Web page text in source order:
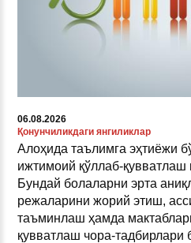
06.08.2026
Қонунчиликдаги янгиликлар
Алоҳида таълимга эҳтиёжи
ижтимоий қўллаб-қувватлаш
Бундай болаларни эрта
режаларини жорий этиш,
таъминлаш ҳамда
қувватлаш чора-тадбирлари